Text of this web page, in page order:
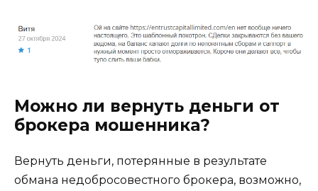
Можно ли вернуть деньги от
брокера мошенника?
Вернуть деньги, потерянные в результате
обмана недобросовестного брокера, возможно,